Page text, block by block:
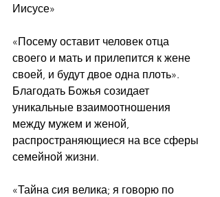
Иисусе»
«Посему оставит человек отца
своего и мать и прилепится к жене
своей, и будут двое одна плоть».
Благодать Божья созидает
уникальные взаимоотношения
между мужем и женой,
распространяющиеся на все сферы
семейной жизни.
«Тайна сия велика; я говорю по